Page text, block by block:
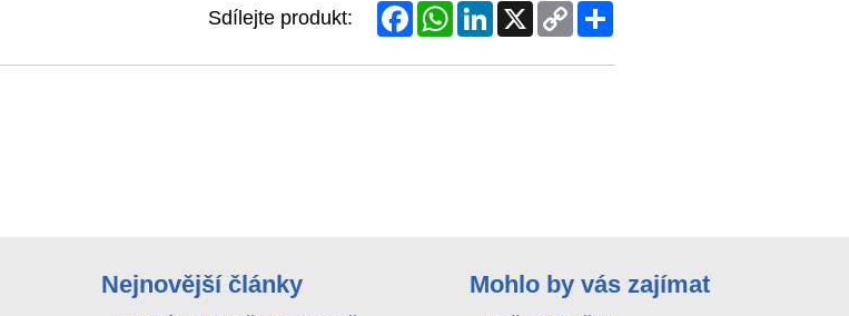
Sdílejte produkt: FacebookWhatsAppLinkedIn
X
Copy
Link
Share
Nejnovější články Mohlo by vás zajímat